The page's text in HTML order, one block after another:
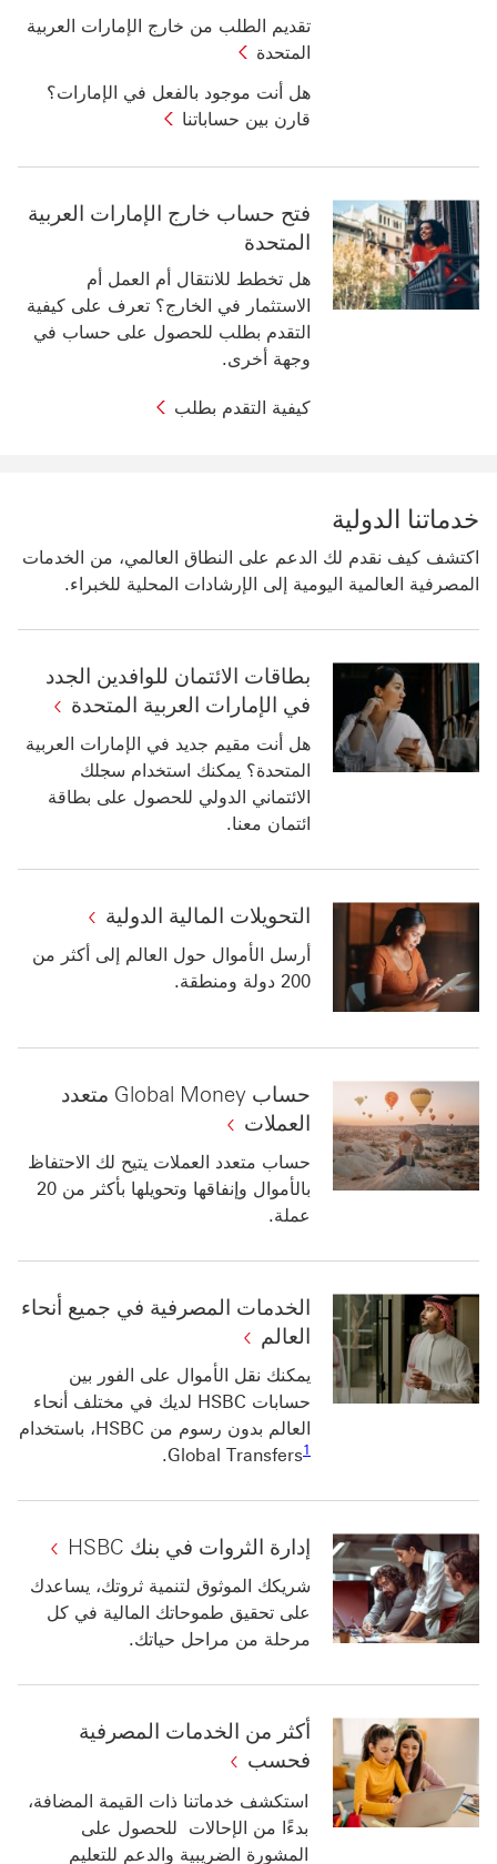
تقديم الطلب من خارج الإمارات العربية
المتحدة
هل أنت موجود بالفعل في الإمارات؟
قارن بين حساباتنا
فتح حساب خارج الإمارات العربية
المتحدة
هل تخطط للانتقال أم العمل أم
الاستثمار في الخارج؟ ‏‫تعرف على كيفية
التقدم بطلب للحصول على حساب في
وجهة أخرى.
كيفية التقدم بطلب
خدماتنا الدولية
اكتشف كيف نقدم لك الدعم على النطاق العالمي، من الخدمات
المصرفية العالمية اليومية إلى الإرشادات المحلية للخبراء.
بطاقات الائتمان للوافدين الجدد
في الإمارات العربية المتحدة
هل أنت مقيم جديد في الإمارات العربية
المتحدة؟ يمكنك استخدام سجلك
الائتماني الدولي للحصول على بطاقة
ائتمان معنا.
التحويلات المالية الدولية
أرسل الأموال حول العالم إلى أكثر من
200 دولة ومنطقة.
حساب Global Money متعدد
العملات
حساب متعدد العملات يتيح لك الاحتفاظ
بالأموال وإنفاقها وتحويلها بأكثر من 20
عملة.
الخدمات المصرفية في جميع أنحاء
العالم‬
يمكنك نقل الأموال على الفور بين
حسابات HSBC لديك في مختلف أنحاء
العالم بدون رسوم من HSBC، باستخدام
Global Transfers1
رابط الحاشية السفلية 1
.
إدارة الثروات في بنك HSBC
شريكك الموثوق لتنمية ثروتك، يساعدك
على تحقيق طموحاتك المالية في كل
مرحلة من مراحل حياتك.
أكثر من الخدمات المصرفية
فحسب
استكشف خدماتنا ذات القيمة المضافة،
بدءًا من الإحالات ‎ للحصول على
المشورة الضريبية والدعم للتعليم